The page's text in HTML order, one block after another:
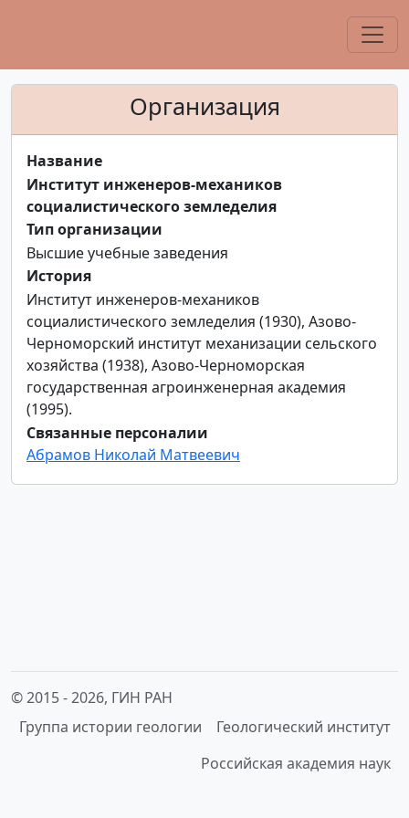
Организация
Название
Институт инженеров-механиков
социалистического земледелия
Тип организации
Высшие учебные заведения
История
Институт инженеров-механиков
социалистического земледелия (1930), Азово-
Черноморский институт механизации сельского
хозяйства (1938), Азово-Черноморская
государственная агроинженерная академия
(1995).
Связанные персоналии
Абрамов Николай Матвеевич
© 2015 -2026, ГИН РАН
Группа истории геологии
Геологический институт
Российская академия наук